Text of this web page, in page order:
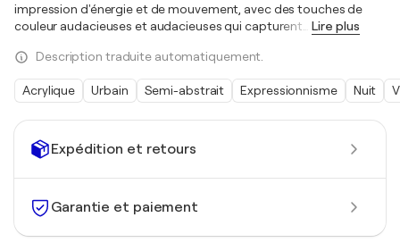
Expédition et retours
Garantie et paiement
impression d'énergie et de mouvement, avec des touches de
couleur audacieuses et audacieuses qui capturent… Lire plus
Description traduite automatiquement.
Acrylique Urbain Semi-abstrait Expressionnisme Nuit